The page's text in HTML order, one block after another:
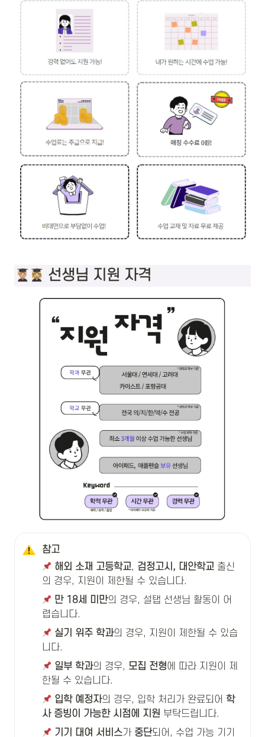
선생님 지원 자격
참고
해외 소재 고등학교, 검정고시, 대안학교 출신
의 경우, 지원이 제한될 수 있습니다.
만 18세 미만의 경우, 설탭 선생님 활동이 어
렵습니다.
실기 위주 학과의 경우, 지원이 제한될 수 있습
니다.
일부 학과의 경우, 모집 전형에 따라 지원이 제
한될 수 있습니다.
입학 예정자의 경우, 입학 처리가 완료되어 학
사 증빙이 가능한 시점에 지원 부탁드립니다.
기기 대여 서비스가 중단되어, 수업 가능 기기